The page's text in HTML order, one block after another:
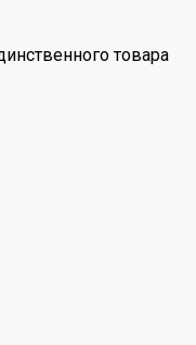
товара